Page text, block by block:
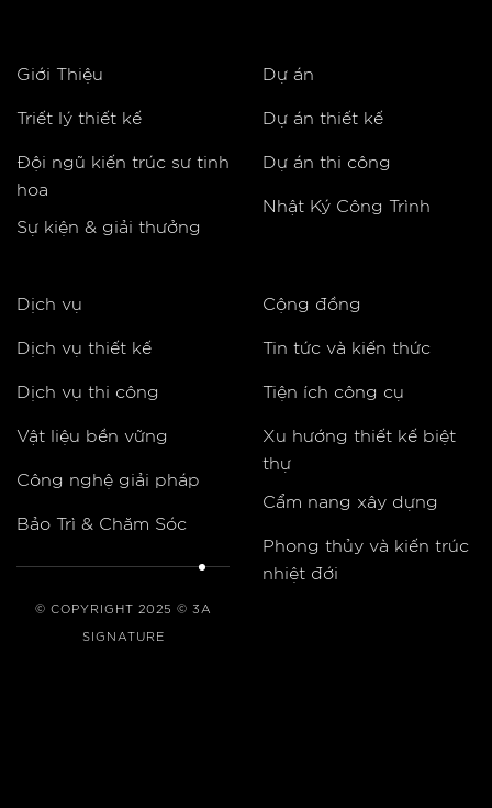
Giới Thiệu
Triết lý thiết kế
Đội ngũ kiến trúc sư tinh
hoa
Sự kiện & giải thưởng
Dự án
Dự án thiết kế
Dự án thi công
Nhật Ký Công Trình
Dịch vụ
Dịch vụ thiết kế
Dịch vụ thi công
Vật liệu bền vững
Công nghệ giải pháp
Bảo Trì & Chăm Sóc
© COPYRIGHT 2025 © 3A
SIGNATURE
Cộng đồng
Tin tức và kiến thức
Tiện ích công cụ
Xu hướng thiết kế biệt
thự
Cẩm nang xây dựng
Phong thủy và kiến trúc
nhiệt đới